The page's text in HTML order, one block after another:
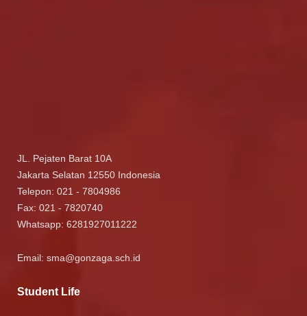
JL. Pejaten Barat 10A
Jakarta Selatan 12550 Indonesia
Telepon: 021 - 7804986
Fax: 021 - 7820740
Whatsapp: 6281927011222
Email: sma@gonzaga.sch.id
Student Life